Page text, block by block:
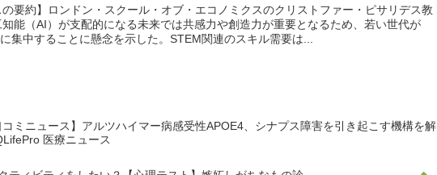
の要約】ロンドン・スクール・オブ・エコノミクスのクリストファー・ピサリデス教
能（AI）が支配的になる未来では共感力や創造力が重要となるため、若い世代が
集中することに懸念を示した。STEM関連のスキル需要は...
コミニュース】アルツハイマー病感受性APOE4、シナプス障害を引き起こす機構を解
医療ニュース